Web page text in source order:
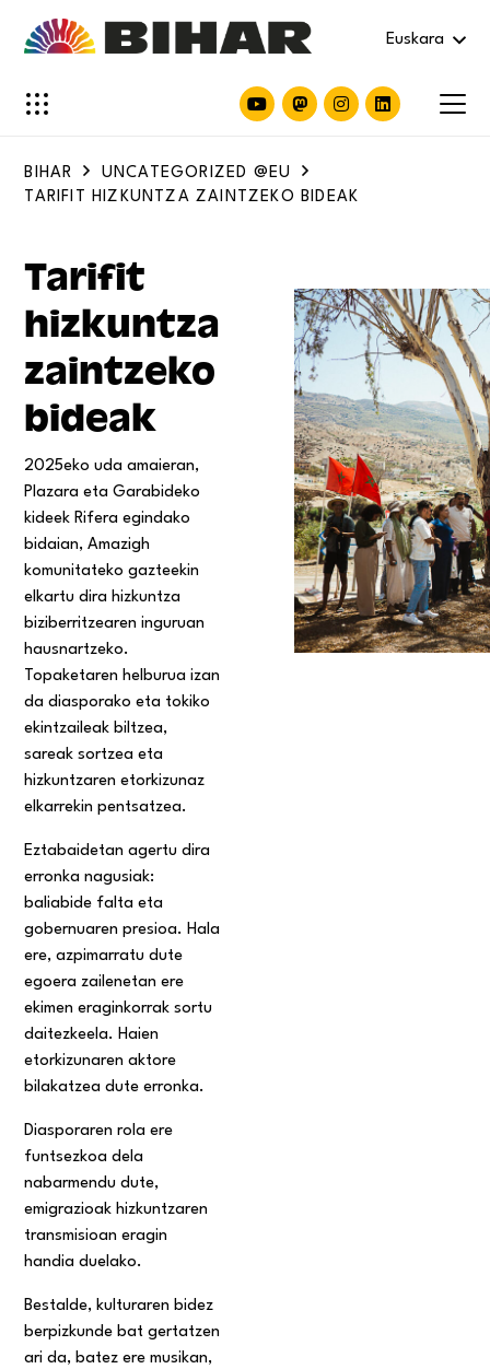
Euskara
BIHAR
UNCATEGORIZED @EU
TARIFIT HIZKUNTZA ZAINTZEKO BIDEAK
Tarifit
hizkuntza
zaintzeko
bideak
2025eko uda amaieran,
Plazara eta Garabideko
kideek Rifera egindako
bidaian, Amazigh
komunitateko gazteekin
elkartu dira hizkuntza
biziberritzearen inguruan
hausnartzeko.
Topaketaren helburua izan
da diasporako eta tokiko
ekintzaileak biltzea,
sareak sortzea eta
hizkuntzaren etorkizunaz
elkarrekin pentsatzea.
Eztabaidetan agertu dira
erronka nagusiak:
baliabide falta eta
gobernuaren presioa. Hala
ere, azpimarratu dute
egoera zailenetan ere
ekimen eraginkorrak sortu
daitezkeela. Haien
etorkizunaren aktore
bilakatzea dute erronka.
Diasporaren rola ere
funtsezkoa dela
nabarmendu dute,
emigrazioak hizkuntzaren
transmisioan eragin
handia duelako.
Bestalde, kulturaren bidez
berpizkunde bat gertatzen
ari da, batez ere musikan,